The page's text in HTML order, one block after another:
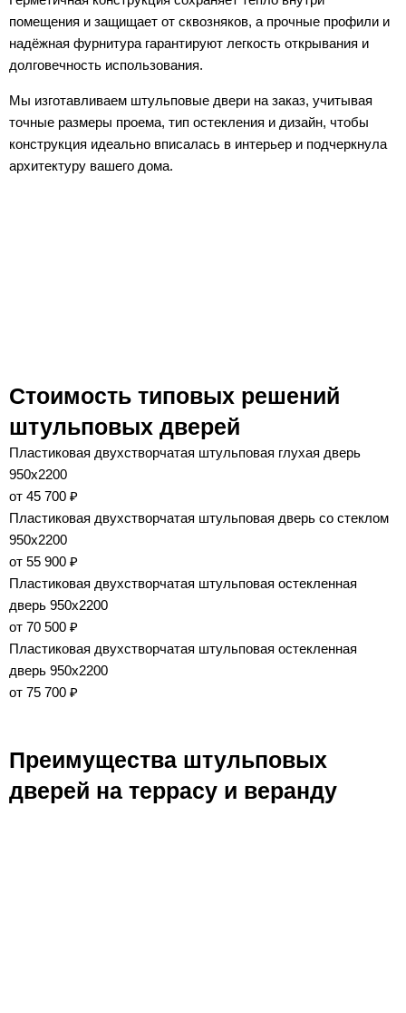
помещения и защищает от сквозняков, а прочные профили и
надёжная фурнитура гарантируют легкость открывания и
долговечность использования.
Мы изготавливаем штульповые двери на заказ, учитывая
точные размеры проема, тип остекления и дизайн, чтобы
конструкция идеально вписалась в интерьер и подчеркнула
архитектуру вашего дома.
Стоимость типовых решений
штульповых дверей
Пластиковая двухстворчатая штульповая глухая дверь
950x2200
от 45 700 ₽
Пластиковая двухстворчатая штульповая дверь со стеклом
950x2200
от 55 900 ₽
Пластиковая двухстворчатая штульповая остекленная
дверь 950x2200
от 70 500 ₽
Пластиковая двухстворчатая штульповая остекленная
дверь 950x2200
от 75 700 ₽
Преимущества штульповых
дверей на террасу и веранду